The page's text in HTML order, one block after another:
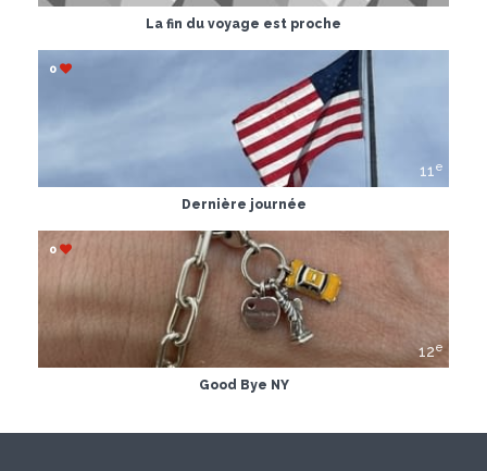
La fin du voyage est proche
11 e
0
Dernière journée
12e
0
Good Bye NY